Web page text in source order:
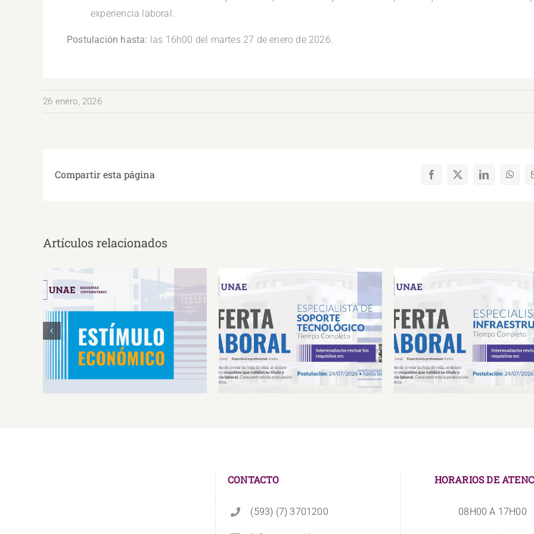
experiencia laboral.
Postulación hasta: las 16h00 del martes 27 de enero de 2026.
26 enero, 2026
Compartir esta página Facebook
X LinkedIn
Artículos relacionados
Estímulos Económicos para
Deportistas de Alto
Rendimiento IS2026
Oferta Laboral Especialista de
Soporte Tecnológico
Oferta Laboral Especialista
Infraestructura
CONTACTO
(593) (7) 3701200
HORARIOS DE
08H00 A 17H00